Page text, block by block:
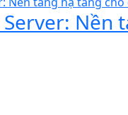
Server: Nền